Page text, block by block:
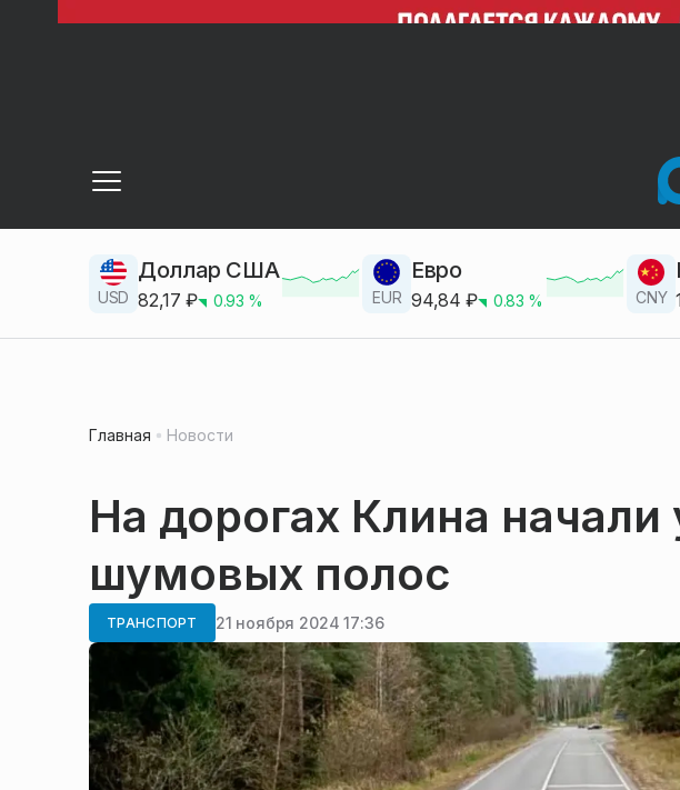
USD
Доллар США
82,17 ₽ 0.93 % EUR
Евро
94,84 ₽ 0.83 % CNY
Главная Новости
На дорогах Клина начали
шумовых полос
ТРАНСПОРТ 21 ноября 2024 17:36